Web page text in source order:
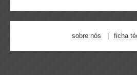
sobre nós ficha